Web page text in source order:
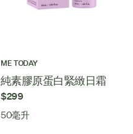
ME TODAY
純素膠原蛋白緊緻日霜
$299
50毫升